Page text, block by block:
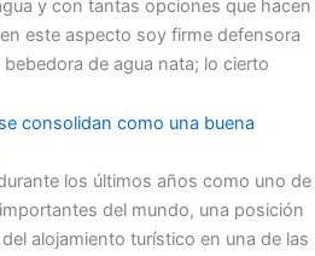
y con tantas opciones que hacen
este aspecto soy firme defensora
de agua nata; lo cierto
consolidan como una buena
los últimos años como uno de
del mundo, una posición
alojamiento turístico en una de las